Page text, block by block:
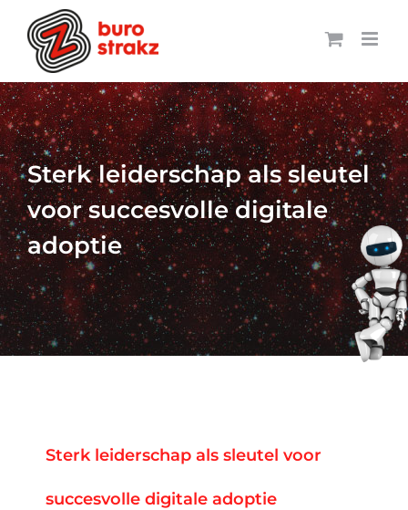
naar
inhoud
Sterk leiderschap als sleutel
voor succesvolle digitale
adoptie
Sterk leiderschap als sleutel voor
succesvolle digitale adoptie